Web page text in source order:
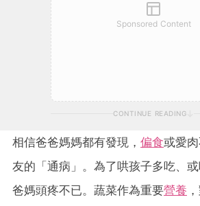
Sponsored Content
CONTINUE READING
相信爸爸媽媽都有發現， 偏食或愛
友的「通病」。為了哄孩子多吃、
爸媽頭疼不已。蔬菜作為重要營養